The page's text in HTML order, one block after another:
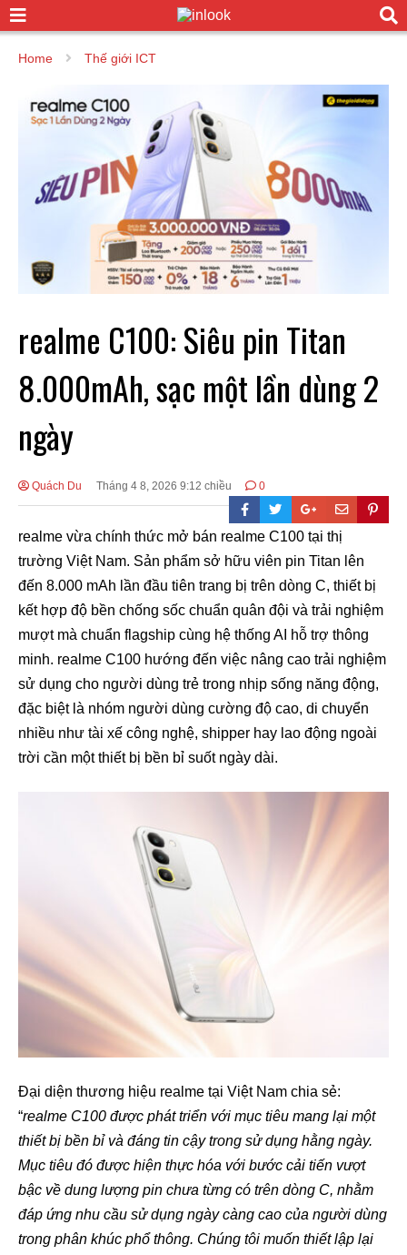
Home Thế giới ICT
realme C100: Siêu pin Titan
8.000mAh, sạc một lần dùng 2
ngày
Quách Du Tháng 4 8, 2026 9:12 chiều 0
realme vừa chính thức mở bán realme C100 tại thị
trường Việt Nam. Sản phẩm sở hữu viên pin Titan lên
đến 8.000 mAh lần đầu tiên trang bị trên dòng C, thiết bị
kết hợp độ bền chống sốc chuẩn quân đội và trải nghiệm
mượt mà chuẩn flagship cùng hệ thống AI hỗ trợ thông
minh. realme C100 hướng đến việc nâng cao trải nghiệm
sử dụng cho người dùng trẻ trong nhịp sống năng động,
đặc biệt là nhóm người dùng cường độ cao, di chuyển
nhiều như tài xế công nghệ, shipper hay lao động ngoài
trời cần một thiết bị bền bỉ suốt ngày dài.
Đại diện thương hiệu realme tại Việt Nam chia sẻ:
“realme C100 được phát triển với mục tiêu mang lại một
thiết bị bền bỉ và đáng tin cậy trong sử dụng hằng ngày.
Mục tiêu đó được hiện thực hóa với bước cải tiến vượt
bậc về dung lượng pin chưa từng có trên dòng C, nhằm
đáp ứng nhu cầu sử dụng ngày càng cao của người dùng
trong phân khúc phổ thông. Chúng tôi muốn thiết lập lại